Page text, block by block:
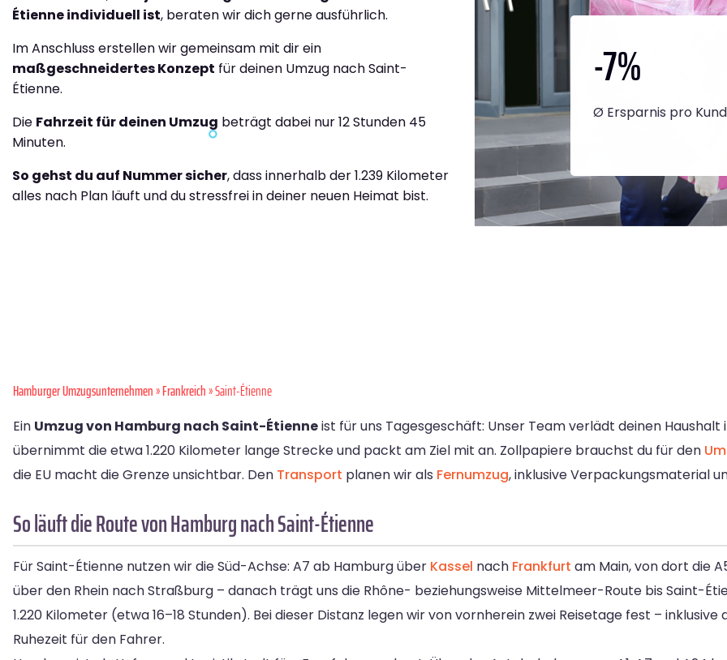
Étienne individuell ist, beraten wir dich gerne ausführlich.
Im Anschluss erstellen wir gemeinsam mit dir ein
maßgeschneidertes Konzept für deinen Umzug nach Saint-
Étienne.
Die Fahrzeit für deinen Umzug beträgt dabei nur 12 Stunden 45
Minuten.
So gehst du auf Nummer sicher, dass innerhalb der 1.239 Kilometer
alles nach Plan läuft und du stressfrei in deiner neuen Heimat bist.
-7%
Ø Ersparnis pro
Hamburger Umzugsunternehmen»Frankreich» Saint-Étienne
Ein Umzug von Hamburg nach Saint-Étienneist für uns Tagesgeschäft: Unser Team verlädt deinen
übernimmt die etwa 1.220 Kilometer lange Strecke und packt am Ziel mit an. Zollpapiere brauchst du für den
die EU macht die Grenze unsichtbar. Den Transport planen wir als Fernumzug, inklusive Verpackungsmaterial
So läuft die Route von Hamburg nach Saint-Étienne
Für Saint-Étienne nutzen wir die Süd-Achse: A7 ab Hamburg über Kassel nach Frankfurt am Main, von dort die
über den Rhein nach Straßburg – danach trägt uns die Rhône- beziehungsweise Mittelmeer-Route bis Saint-
1.220 Kilometer (etwa 16–18 Stunden). Bei dieser Distanz legen wir von vornherein zwei Reisetage fest –
Ruhezeit für den Fahrer.